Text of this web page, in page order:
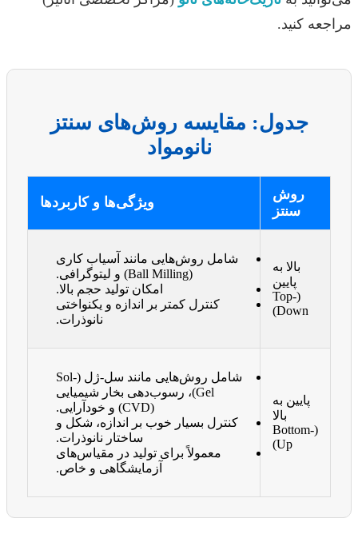
مراجعه کنید.
جدول: مقایسه روش‌های سنتز
نانومواد
روش
سنتز
ویژگی‌ها و کاربردها
بالا به
پایین
(Top-
Down)
شامل روش‌هایی مانند آسیاب کاری
(Ball Milling) و لیتوگرافی.
امکان تولید حجم بالا.
کنترل کمتر بر اندازه و یکنواختی
نانوذرات.
پایین به
بالا
(Bottom-
Up)
شامل روش‌هایی مانند سل-ژل (Sol-
Gel)، رسوب‌دهی بخار شیمیایی
(CVD) و خودآرایی.
کنترل بسیار خوب بر اندازه، شکل و
ساختار نانوذرات.
معمولاً برای تولید در مقیاس‌های
آزمایشگاهی و خاص.